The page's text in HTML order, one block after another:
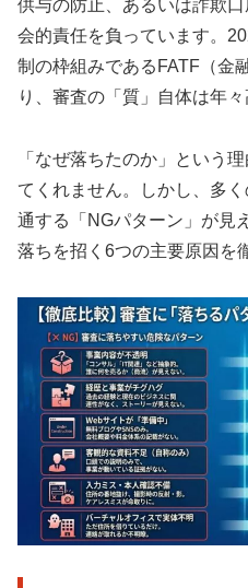
供与の防止、あるいは詐欺
会的責任を負っています。
制の枠組みであるFATF（金
り、審査の「質」自体は年々
「なぜ落ちたのか」という
てくれません。しかし、多
通する「NGパターン」が見
落ちを招く6つの主要原因を